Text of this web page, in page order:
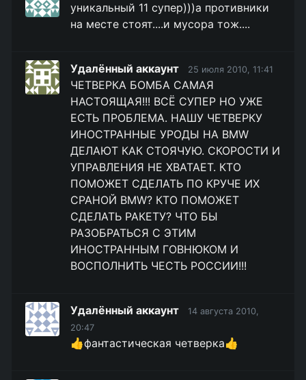
уникальный 11 супер)))а противники
на месте стоят....и мусора тож....
Удалённый аккаунт 25 июля 2010, 11:41
ЧЕТВЕРКА БОМБА САМАЯ
НАСТОЯЩАЯ!!! ВСЁ СУПЕР НО УЖЕ
ЕСТЬ ПРОБЛЕМА. НАШУ ЧЕТВЕРКУ
ИНОСТРАННЫЕ УРОДЫ НА BMW
ДЕЛАЮТ КАК СТОЯЧУЮ. СКОРОСТИ И
УПРАВЛЕНИЯ НЕ ХВАТАЕТ. КТО
ПОМОЖЕТ СДЕЛАТЬ ПО КРУЧЕ ИХ
СРАНОЙ BMW? КТО ПОМОЖЕТ
СДЕЛАТЬ РАКЕТУ? ЧТО БЫ
РАЗОБРАТЬСЯ С ЭТИМ
ИНОСТРАННЫМ ГОВНЮКОМ И
ВОСПОЛНИТЬ ЧЕСТЬ РОССИИ!!!
Удалённый аккаунт
14 августа 2010,
20:47
👍фантастическая четверка👍